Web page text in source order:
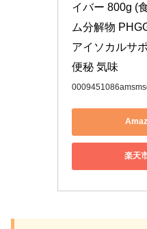
イバー 800g (
ム分解物
アイソカルサ
便秘 気味
楽天